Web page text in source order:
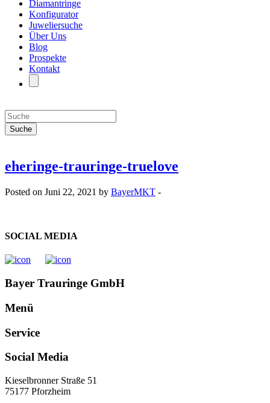
Diamantringe
Konfigurator
Juweliersuche
Über Uns
Blog
Prospekte
Kontakt
eheringe-trauringe-truelove
Posted on Juni 22, 2021 by BayerMKT -
SOCIAL MEDIA
Bayer Trauringe GmbH
Menü
Service
Social Media
Kieselbronner Straße 51
75177 Pforzheim